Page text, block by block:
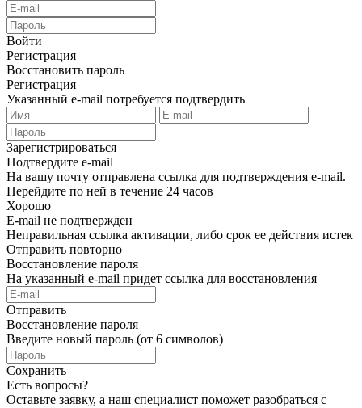
Войти
Регистрация
Восстановить пароль
Регистрация
Указанный e-mail потребуется подтвердить
Зарегистрироваться
Подтвердите e-mail
На вашу почту отправлена ссылка для подтверждения e-mail.
Перейдите по ней в течение 24 часов
Хорошо
E-mail не подтвержден
Неправильная ссылка активации, либо срок ее действия истек
Отправить повторно
Восстановление пароля
На указанный e-mail придет ссылка для восстановления
Отправить
Восстановление пароля
Введите новый пароль (от 6 символов)
Сохранить
Есть вопросы?
Оставьте заявку, а наш специалист поможет разобраться с